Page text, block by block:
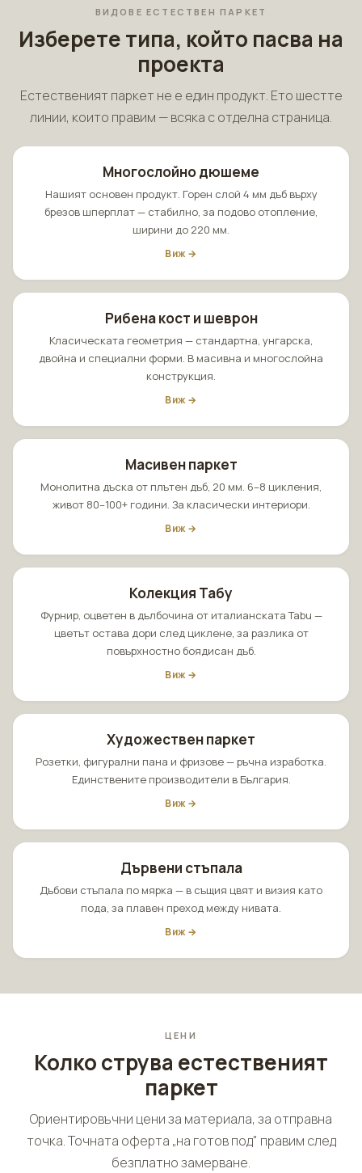
ВИДОВЕ ЕСТЕСТВЕН ПАРКЕТ
Изберете типа, който пасва на
проекта
Естественият паркет не е един продукт. Ето шестте
линии, които правим — всяка с отделна страница.
Многослойно дюшеме
Нашият основен продукт. Горен слой 4 мм дъб върху
брезов шперплат — стабилно, за подово отопление,
ширини до 220 мм.
Виж →
Рибена кост и шеврон
Класическата геометрия — стандартна, унгарска,
двойна и специални форми. В масивна и многослойна
конструкция.
Виж →
Масивен паркет
Монолитна дъска от плътен дъб, 20 мм. 6–8 цикления,
живот 80–100+ години. За класически интериори.
Виж →
Колекция Табу
Фурнир, оцветен в дълбочина от италианската Tabu —
цветът остава дори след циклене, за разлика от
повърхностно боядисан дъб.
Виж →
Художествен паркет
Розетки, фигурални пана и фризове — ръчна изработка.
Единствените производители в България.
Виж →
Дървени стъпала
Дъбови стъпала по мярка — в същия цвят и визия като
пода, за плавен преход между нивата.
Виж →
ЦЕНИ
Колко струва естественият
паркет
Ориентировъчни цени за материала, за отправна
точка. Точната оферта „на готов под" правим след
безплатно замерване.